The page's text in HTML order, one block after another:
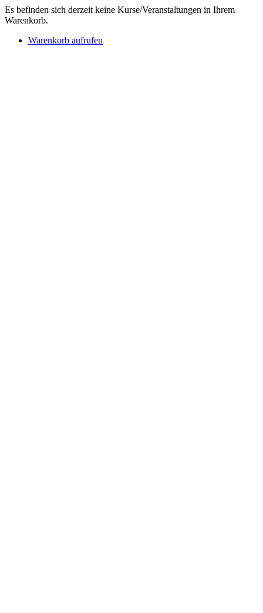
Es befinden sich derzeit keine Kurse/Veranstaltungen in Ihrem
Warenkorb.
Warenkorb aufrufen